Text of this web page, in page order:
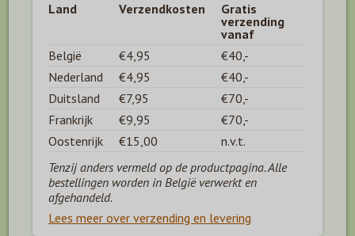
Land Verzendkosten
Gratis
verzending
vanaf
België
€4,95
€40,-
Nederland
€4,95
€40,-
Duitsland
€7,95
€70,-
Frankrijk
€9,95
€70,-
Oostenrijk
€15,00
n.v.t.
Tenzij anders vermeld op de productpagina. Alle
bestellingen worden in België verwerkt en
afgehandeld.
Lees meer over verzending en levering